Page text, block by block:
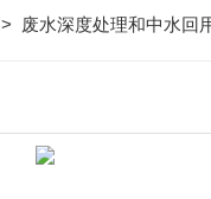
> 废水深度处理和中水回